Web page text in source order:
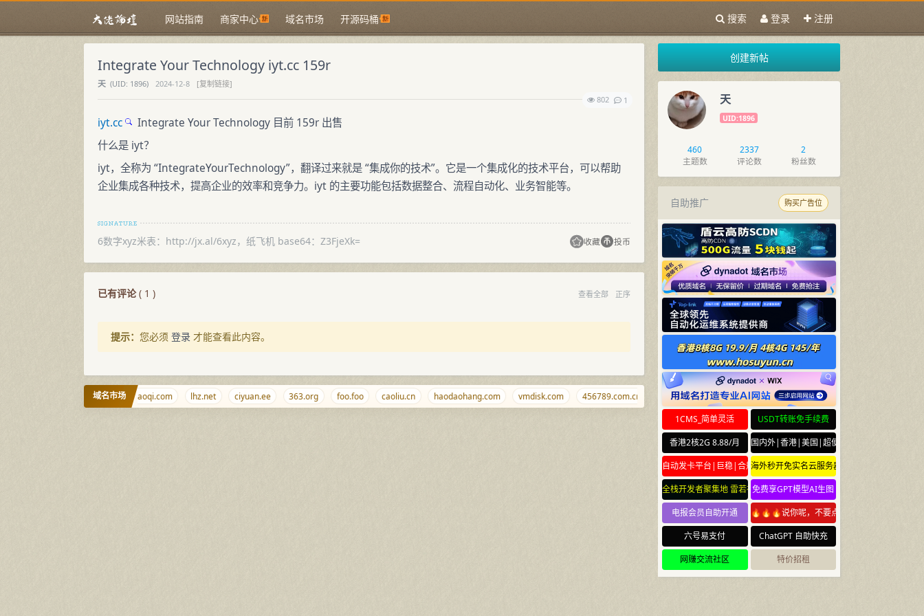
网站指南 商家中心 域名市场 开源码桶 搜索 登录 注册
Integrate Your Technology iyt.cc 159r
天 (UID: 1896) 2024-12-8
[复制链接]
802
1
iyt.cc
Integrate Your Technology 目前 159r 出售
什么是 iyt？
iyt，全称为 “IntegrateYourTechnology”，翻译过来就是 “集成你的技术”。它是一个集成化的技术平台，可以帮助
企业集成各种技术，提高企业的效率和竞争力。iyt 的主要功能包括数据整合、流程自动化、业务智能等。
6数字xyz米表：http://jx.al/6xyz，纸飞机 base64：Z3FjeXk= 收藏 投币
已有评论( 1 ) 查看全部 正序
提示： 您必须 登录 才能查看此内容。
域名市场
g.cr tiaoqi.com lhz.net ciyuan.ee 363.org foo.foo caoliu.cn haodaohang.com vmdisk.com 456789.com.cn blog.town shaobi.com blkj.cc wwwww.com.cn
创建新帖
天
UID:1896
460
主题数
2337
评论数
2
粉丝数
自助推广 购买广告位
1CMS_简单灵活
USDT转账免手续费
香港2核2G 8.88/月
国内外|香港|美国|超便宜云服务器
自动发卡平台|巨稳|合规海外秒开免实名云服务器
全栈开发者聚集地 雷若社区 leiruo.com
免费享GPT模型AI生图
电报会员自助开通
🔥🔥🔥说你呢，不要点🔥🔥🔥
六号易支付
ChatGPT 自助快充
网赚交流社区
特价招租